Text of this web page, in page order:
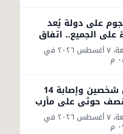
على دولة يُعد
على الجميع.. اتفاق
جديد في مكة الجمعة، ٧ أغسطس ٢٠٢٦ في
مقتل شخصين وإصابة 14
حوثي على مأرب
الجمعة، ٧ أغسطس ٢٠٢٦ في